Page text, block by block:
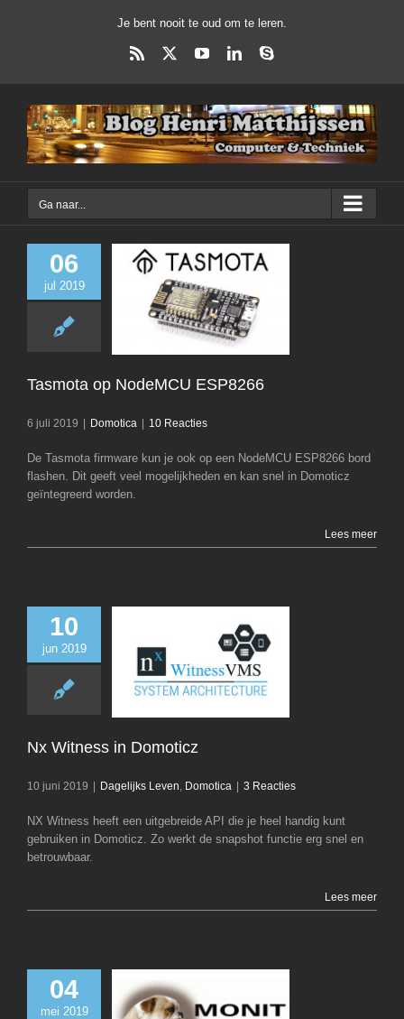
Je bent nooit te oud om te leren.
Rss YouTubeLinkedInSkype
Ga naar...
06
jul 2019
Tasmota op NodeMCU ESP8266
6 juli 2019 | Domotica | 10 Reacties
De Tasmota firmware kun je ook op een NodeMCU ESP8266 bord
flashen. Dit geeft veel mogelijkheden en kan snel in Domoticz
geïntegreerd worden.
Lees meer
10
jun 2019
Nx Witness in Domoticz
10 juni 2019 | Dagelijks Leven Domotica | 3 Reacties
NX Witness heeft een uitgebreide API die je heel handig kunt
gebruiken in Domoticz. Zo werkt de snapshot functie erg snel en
betrouwbaar.
Lees meer
04
mei 2019